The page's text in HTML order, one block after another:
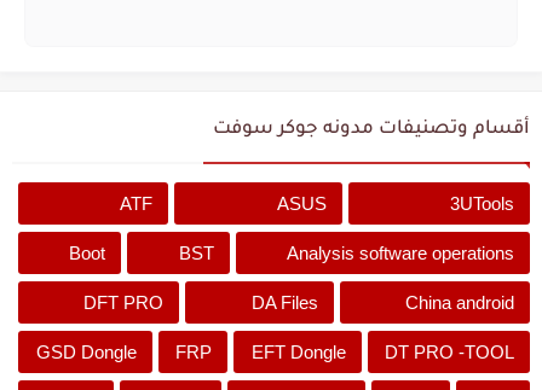
أقسام وتصنيفات مدونه جوكر سوفت
3UTools
ASUS
ATF
Analysis software operations
BST
Boot
China android
DA Files
DFT PRO
DT PRO -TOOL
EFT Dongle
FRP
GSD Dongle